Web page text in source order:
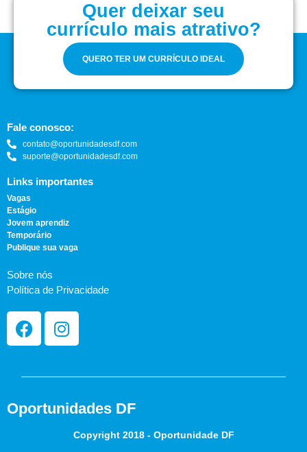
Quer deixar seu
currículo mais atrativo?
QUERO TER UM CURRÍCULO IDEAL
Fale conosco:
contato@oportunidadesdf.com
suporte@oportunidadesdf.com
Links importantes
Vagas
Estágio
Jovem aprendiz
Temporário
Publique sua vaga
Sobre nós
Política de Privacidade
Oportunidades DF
Copyright 2018 - Oportunidade DF